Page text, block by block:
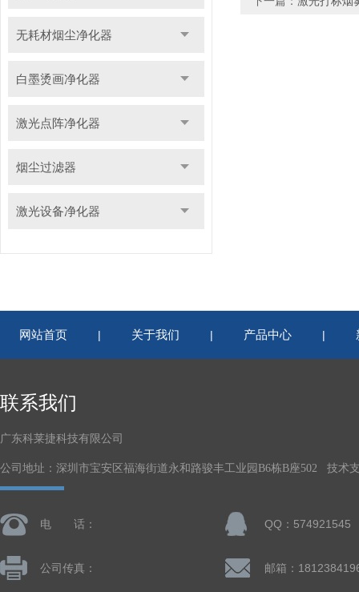
无耗材烟尘净化器
白墨烫画净化器
激光点阵净化器
烟尘过滤器
激光设备净化器
网站首页 | 关于我们 | 产品中心 |
联系我们
广东科莱捷科技有限公司
公司地址：深圳市宝安区福海街道永和路骏丰工业园B6栋B座502 技术
电 话： QQ：574921545
公司传真：